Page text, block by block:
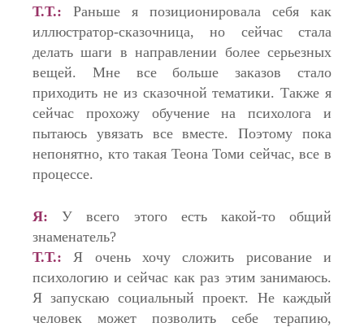
Т.Т.: Раньше я позиционировала себя как
иллюстратор-сказочница, но сейчас стала
делать шаги в направлении более серьезных
вещей. Мне все больше заказов стало
приходить не из сказочной тематики. Также я
сейчас прохожу обучение на психолога и
пытаюсь увязать все вместе. Поэтому пока
непонятно, кто такая Теона Томи сейчас, все в
процессе.
Я: У всего этого есть какой-то общий
знаменатель?
Т.Т.: Я очень хочу сложить рисование и
психологию и сейчас как раз этим занимаюсь.
Я запускаю социальный проект. Не каждый
человек может позволить себе терапию,